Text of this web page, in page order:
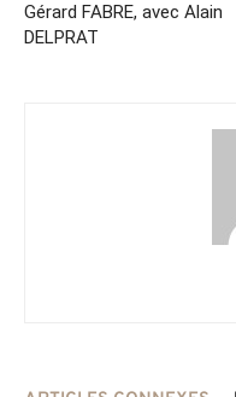
Gérard FABRE, avec Alain
DELPRAT